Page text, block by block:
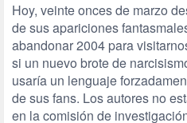
Hoy, veinte onces de marzo
de sus apariciones
abandonar 2004 para
si un nuevo brote de
usaría un lenguaje
de sus fans. Los autores no
en la comisión de